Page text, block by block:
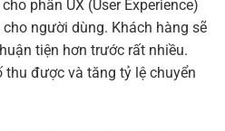
phần UX (User Experience)
người dùng. Khách hàng sẽ
tiện hơn trước rất nhiều.
thu được và tăng tỷ lệ chuyển